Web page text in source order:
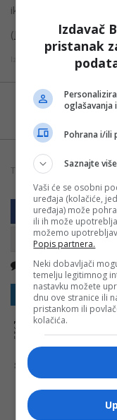
ikad.
( Krstarica/YourTango
Možete nas
TAGOVI:
Nema komentara
Sakrij sve
NAPOMENA:Komentari odražavaju stavove njihovih
vrijeđanja, psovanja i vulgarnog izražavanja. Portal
komentara Banjaluka.com nije dužan obrisati sve
biti pronađeni sadržaji koji mogu biti u suprotnosti sa
Šta mislite o ovoj temi?
Izdavač
pristanak
oglašavanja
Pohrana i/ili
Saznajte više
Vaši će se osobni
uređaja (kolačiće,
uređaja) može
ili ih može
možemo
Popis partnera.
Neki dobavljači
temelju legitimnog
nastavku možete
dnu ove stranice ili
pristankom ili
kolačića.